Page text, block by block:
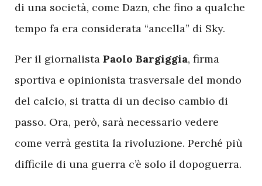
di una società, come Dazn, che fino a qualche
tempo fa era considerata “ancella” di Sky.
Per il giornalista Paolo Bargiggia, firma
sportiva e opinionista trasversale del mondo
del calcio, si tratta di un deciso cambio di
passo. Ora, però, sarà necessario vedere
come verrà gestita la rivoluzione. Perché più
difficile di una guerra c’è solo il dopoguerra.